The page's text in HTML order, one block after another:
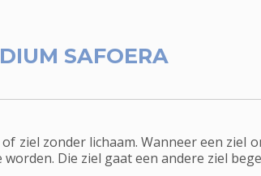
SAFOERA
ziel zonder lichaam. Wanneer een
Die ziel gaat een andere ziel